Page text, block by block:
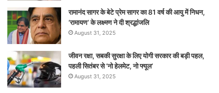
रामानंद सागर के बेटे प्रेम सागर का 81 वर्ष की आयु में निधन,
‘रामायण’ के लक्ष्मण ने दी श्रद्धांजलि
August 31, 2025
जीवन रक्षा, सबकी सुरक्षा के लिए योगी सरकार की बड़ी पहल,
पहली सितंबर से ‘नो हेलमेट, नो फ्यूल’
August 31, 2025